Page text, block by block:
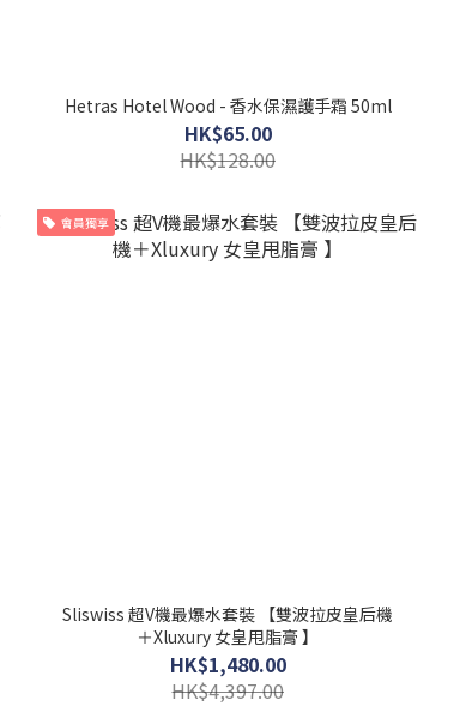
Hetras Hotel Wood - 香水保濕護手霜 50ml
HK$65.00
HK$128.00
會員獨享
Sliswiss 超V機最爆水套裝 【雙波拉皮皇后機
＋Xluxury 女皇甩脂膏 】
HK$1,480.00
HK$4,397.00